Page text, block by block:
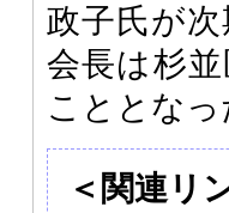
政子氏が
会長は杉
こととなっ
＜関連リ